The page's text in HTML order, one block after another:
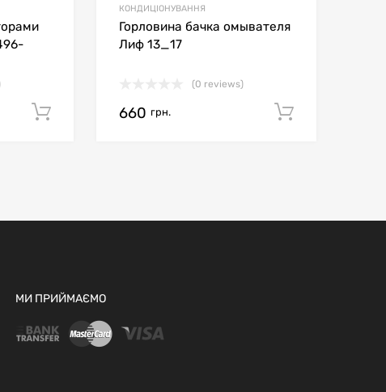
Додати в кошик
КОНДИЦІОНУВАННЯ
Горловина бачка омывателя
Лиф 13_17
(0 reviews)
660 грн.
МИ ПРИЙМАЄМО